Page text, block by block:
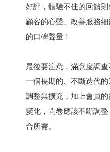
好評，體驗不佳的回饋
顧客的心聲、改善服務
的口碑聲量！
最後要注意，滿意度調
一個長期的、不斷迭代
調整與擴充，加上會員
變化，問卷應該不斷調
合所需。